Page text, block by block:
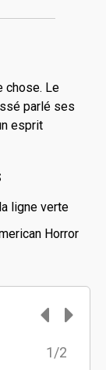
chose. Le
parlé ses
esprit
ligne verte
Horror
1/2